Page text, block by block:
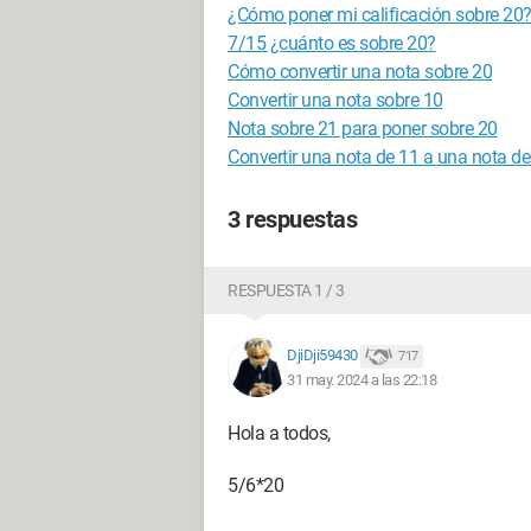
¿Cómo poner mi calificación sobre 20?
7/15 ¿cuánto es sobre 20?
Cómo convertir una nota sobre 20
Convertir una nota sobre 10
Nota sobre 21 para poner sobre 20
Convertir una nota de 11 a una nota
3 respuestas
RESPUESTA 1 / 3
DjiDji59430 717
31 may. 2024 a las 22:18
Hola a todos,
5/6*20